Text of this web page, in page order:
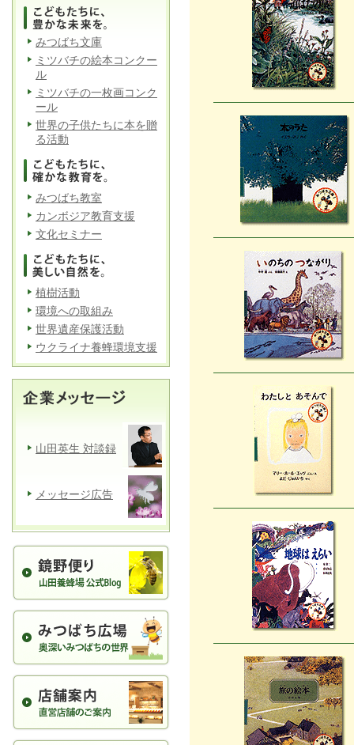
みつばち文庫
ミツバチの絵本コンクー
ル
ミツバチの一枚画コンク
ール
世界の子供たちに本を贈
る活動
みつばち教室
カンボジア教育支援
文化セミナー
植樹活動
環境への取組み
世界遺産保護活動
ウクライナ養蜂環境支援
山田英生 対談録
メッセージ広告